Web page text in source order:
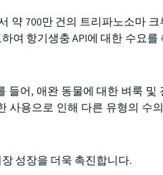
약 700만 건의 트리파노소마
여 항기생충 API에 대한 수요를
들어, 애완 동물에 대한 벼룩 및
용으로 인해 다른 유형의 수
성장을 더욱 촉진합니다.